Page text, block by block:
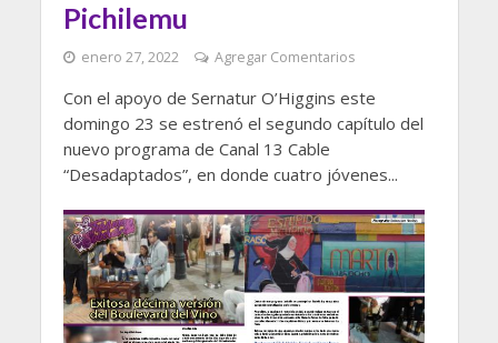
Pichilemu
enero 27, 2022 Agregar Comentarios
Con el apoyo de Sernatur O’Higgins este
domingo 23 se estrenó el segundo capítulo del
nuevo programa de Canal 13 Cable
“Desadaptados”, en donde cuatro jóvenes...